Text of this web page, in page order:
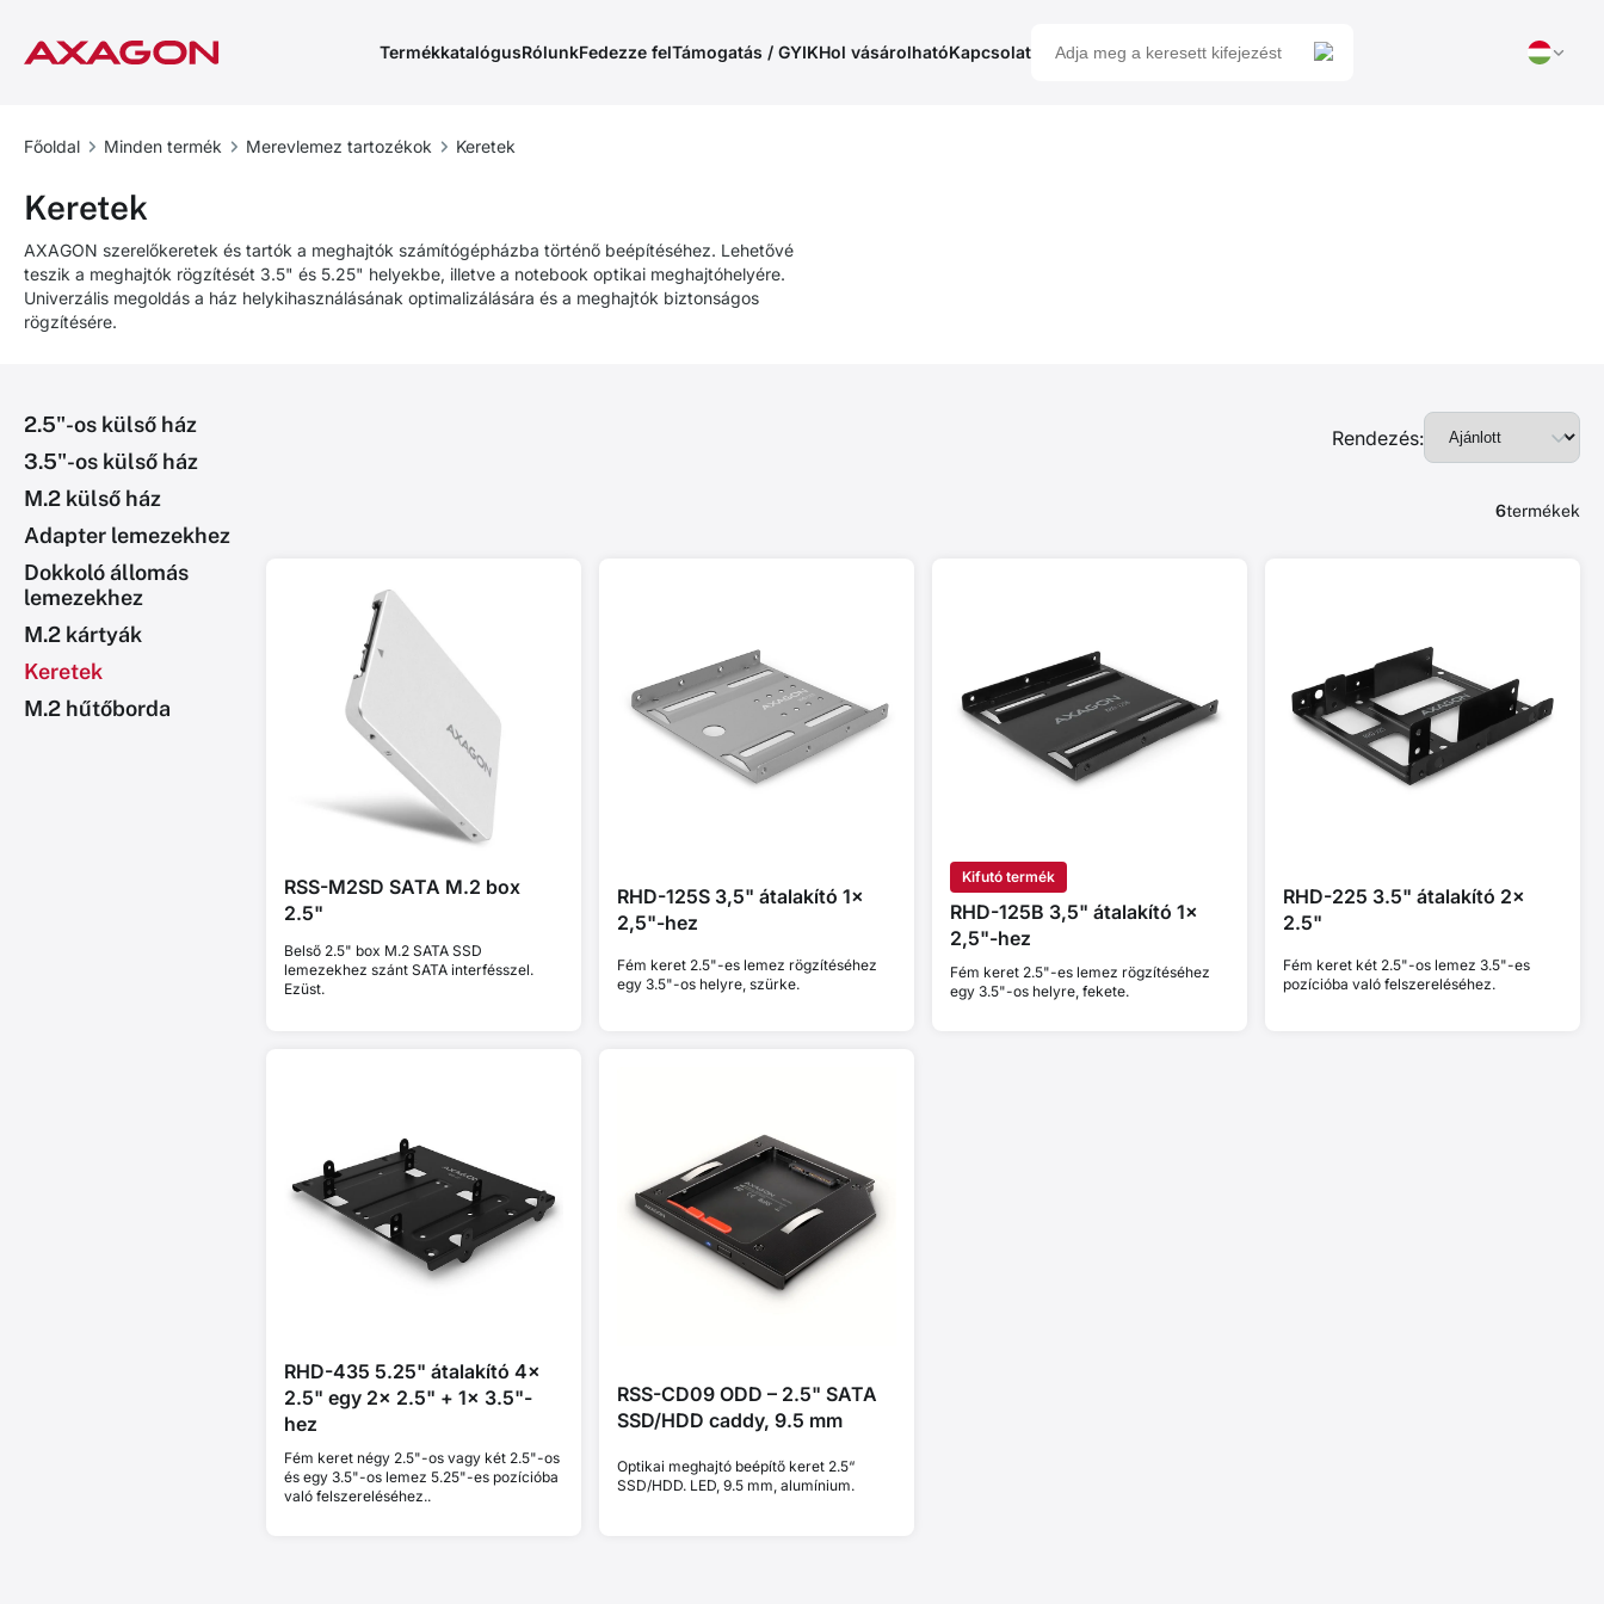
TermékkatalógusRólunkFedezze felTámogatás / GYIKHol vásárolhatóKapcsolat
Főoldal Minden termék Merevlemez tartozékok Keretek
Keretek
AXAGON szerelőkeretek és tartók a meghajtók számítógépházba történő beépítéséhez. Lehetővé
teszik a meghajtók rögzítését 3.5" és 5.25" helyekbe, illetve a notebook optikai meghajtóhelyére.
Univerzális megoldás a ház helykihasználásának optimalizálására és a meghajtók biztonságos
rögzítésére.
2.5"-os külső ház
3.5"-os külső ház
M.2 külső ház
Adapter lemezekhez
Dokkoló állomás
lemezekhez
M.2 kártyák
Keretek
M.2 hűtőborda
Rendezés:
6termékek
RSS-M2SD SATA M.2 box
2.5"
Belső 2.5" box M.2 SATA SSD
lemezekhez szánt SATA interfésszel.
Ezüst.
RHD-125S 3,5" átalakító 1x
2,5"-hez
Fém keret 2.5"-es lemez rögzítéséhez
egy 3.5"-os helyre, szürke.
Kifutó termék
RHD-125B 3,5" átalakító 1x
2,5"-hez
Fém keret 2.5"-es lemez rögzítéséhez
egy 3.5"-os helyre, fekete.
RHD-225 3.5" átalakító 2x
2.5"
Fém keret két 2.5"-os lemez 3.5"-es
pozícióba való felszereléséhez.
RHD-435 5.25" átalakító 4x
2.5" egy 2x 2.5" + 1x 3.5"-
hez
Fém keret négy 2.5"-os vagy két 2.5"-os
és egy 3.5"-os lemez 5.25"-es pozícióba
való felszereléséhez..
RSS-CD09 ODD – 2.5" SATA
SSD/HDD caddy, 9.5 mm
Optikai meghajtó beépítő keret 2.5“
SSD/HDD. LED, 9.5 mm, alumínium.